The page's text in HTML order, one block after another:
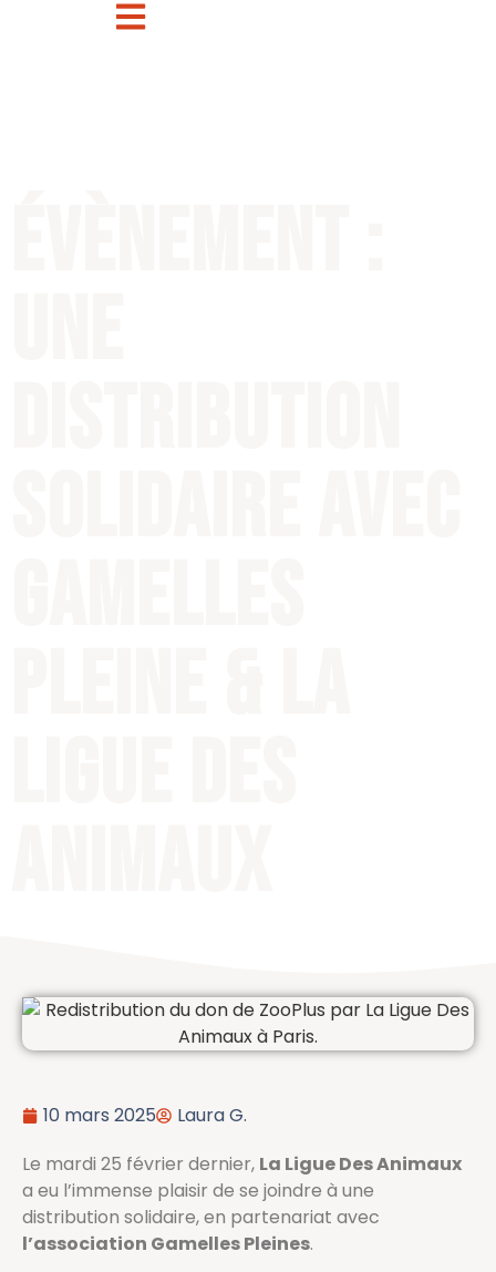
10 mars 2025
Laura G.
Le mardi 25 février dernier, La Ligue Des Animaux
a eu l’immense plaisir de se joindre à une
distribution solidaire, en partenariat avec
l’association Gamelles Pleines.